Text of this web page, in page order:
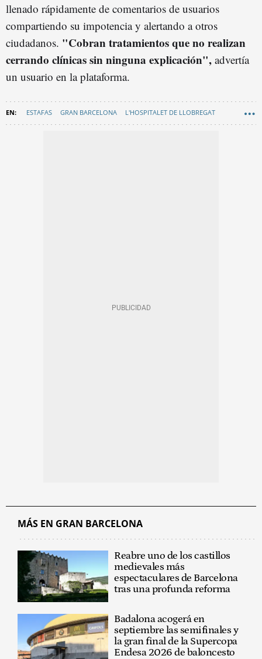
llenado rápidamente de comentarios de usuarios
compartiendo su impotencia y alertando a otros
ciudadanos. "Cobran tratamientos que no realizan
cerrando clínicas sin ninguna explicación", advertía
un usuario en la plataforma.
ESTAFAS GRAN BARCELONA L'HOSPITALET DE LLOBREGAT
MÁS EN GRAN BARCELONA
Reabre uno de los castillos
medievales más
espectaculares de Barcelona
tras una profunda reforma
Badalona acogerá en
septiembre las semifinales y
la gran final de la Supercopa
Endesa 2026 de baloncesto